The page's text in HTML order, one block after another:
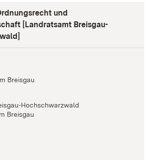
und
[Landratsamt Breisgau-
Breisgau
Hochschwarzwald
Breisgau